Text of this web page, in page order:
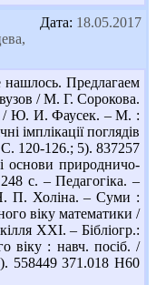
Дата: 18.05.2017
Предлагаем
/ М. Г. Сорокова.
/ Ю. И. Фаусек. – М. :
поглядів
120-126.; 5). 837257
основи природничо-
с. – Педагогіка. –
П. Холіна. – Суми :
віку математики /
ХХІ. – Бібліогр.:
віку : навч. посіб. /
558449 371.018 Н60